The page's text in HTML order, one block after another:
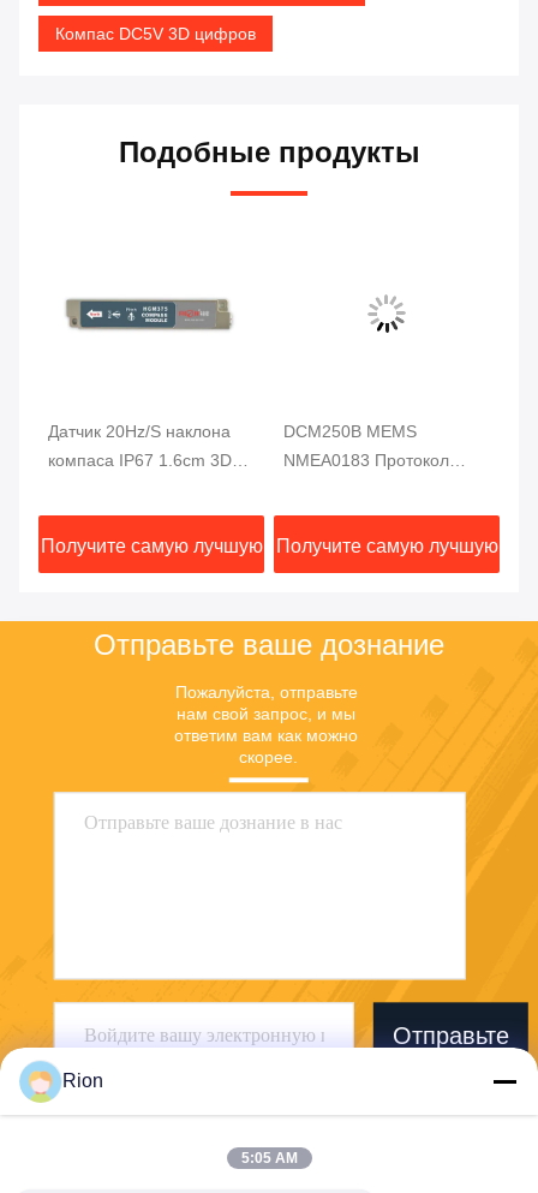
Компас DC5V 3D цифров
Подобные продукты
Датчик 20Hz/S наклона
компаса IP67 1.6cm 3D
тариф для подводного
робота
Получите самую лучшую
DCM250B MEMS
NMEA0183 Протокол
Модуль MCU 3-ося
Высокая надежность
Получите самую лучшую
Отправьте ваше дознание
Пожалуйста, отправьте
нам свой запрос, и мы
ответим вам как можно
скорее.
Отправьте
Rion
5:05 AM